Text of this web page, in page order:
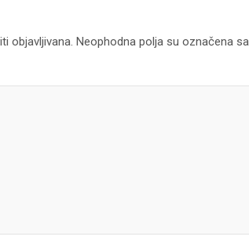
objavljivana. Neophodna polja su označena sa